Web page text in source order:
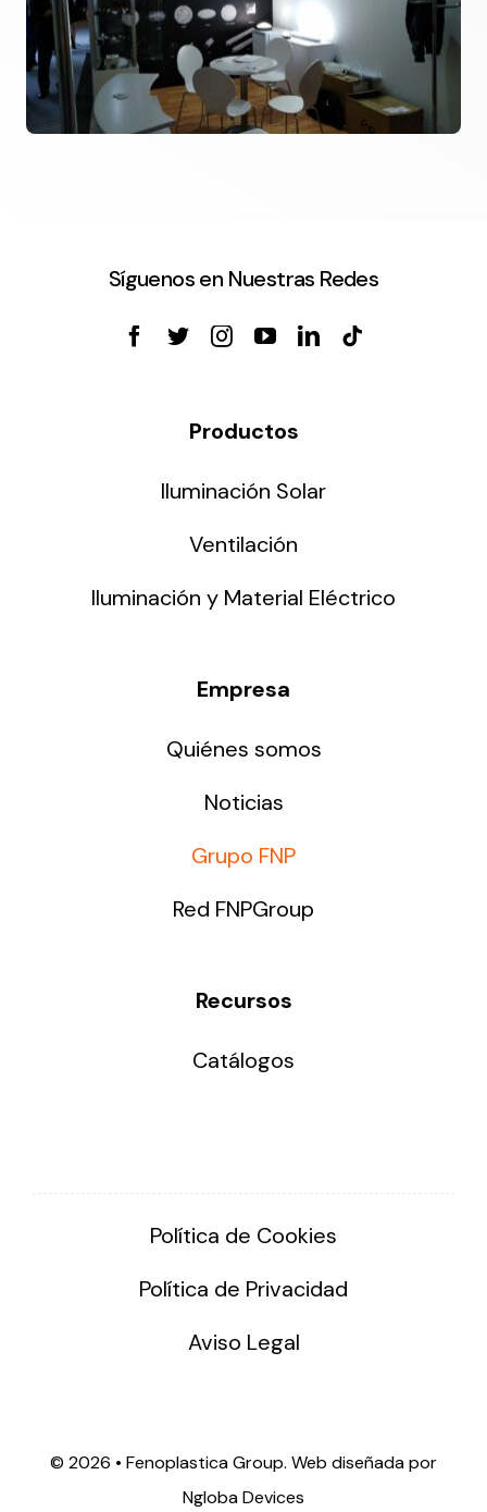
Síguenos en Nuestras Redes
Productos
Iluminación Solar
Ventilación
Iluminación y Material Eléctrico
Empresa
Quiénes somos
Noticias
Grupo FNP
Red FNPGroup
Recursos
Catálogos
Política de Cookies
Política de Privacidad
Aviso Legal
© 2026 • Fenoplastica Group. Web diseñada por
Ngloba Devices